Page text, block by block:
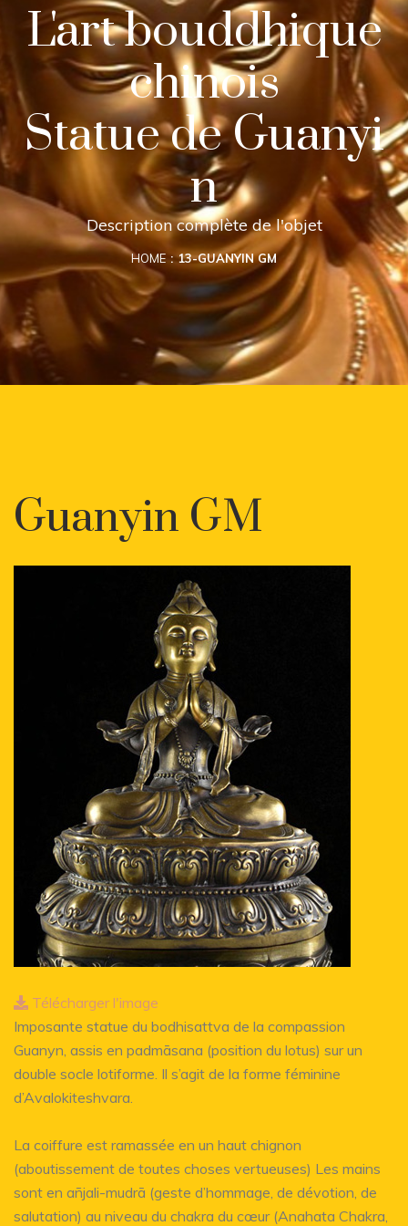
L'art bouddhique
chinois
Statue de Guanyi
n
Description complète de l'objet
HOME 13-GUANYIN GM
Guanyin GM
Télécharger l'image
Imposante statue du bodhisattva de la compassion
Guanyn, assis en padmāsana (position du lotus) sur un
double socle lotiforme. Il s’agit de la forme féminine
d’Avalokiteshvara.
La coiffure est ramassée en un haut chignon
(aboutissement de toutes choses vertueuses) Les mains
sont en añjali-mudrā (geste d’hommage, de dévotion, de
salutation) au niveau du chakra du cœur (Anahata Chakra,